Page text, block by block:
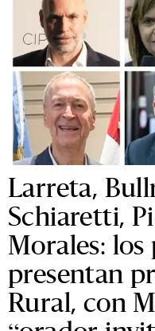
Larreta,
Schiaretti,
Morales:
presentan
Rural, con